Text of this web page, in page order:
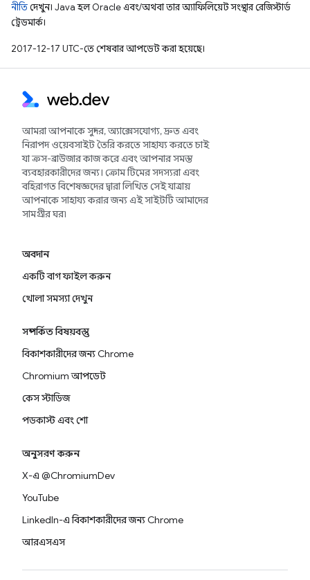
নীতিদেখুন। Java হল Oracle এবং/অথবা তার অ্যাফিলিয়েট সংস্থার রেজিস্টার্ড
ট্রেডমার্ক।
2017-12-17 UTC-তে শেষবার আপডেট করা হয়েছে।
আমরা আপনাকে সুন্দর, অ্যাক্সেসযোগ্য, দ্রুত এবং
নিরাপদ ওয়েবসাইট তৈরি করতে সাহায্য করতে চাই
যা ক্রস-ব্রাউজার কাজ করে এবং আপনার সমস্ত
ব্যবহারকারীদের জন্য। ক্রোম টিমের সদস্যরা এবং
বহিরাগত বিশেষজ্ঞদের দ্বারা লিখিত সেই যাত্রায়
আপনাকে সাহায্য করার জন্য এই সাইটটি আমাদের
সামগ্রীর ঘর৷
অবদান
একটি বাগ ফাইল করুন
খোলা সমস্যা দেখুন
সম্পর্কিত বিষয়বস্তু
বিকাশকারীদের জন্য Chrome
Chromium আপডেট
কেস স্টাডিজ
পডকাস্ট এবং শো
অনুসরণ করুন
X-এ @ChromiumDev
YouTube
LinkedIn-এ বিকাশকারীদের জন্য Chrome
আরএসএস